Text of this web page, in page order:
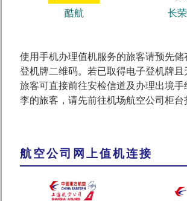
酷航 长
使用手机办理值机服务的旅客请预先储
登机牌二维码。若已取得电子登机牌且
旅客可直接前往安检信道及办理出境
李的旅客，请先前往机场航空公司柜台
航空公司网上值机连接